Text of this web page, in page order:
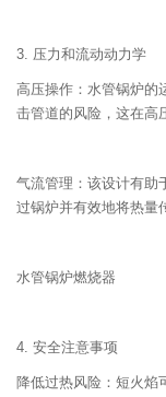
3. 压力和流动动力学
高压操作：水管锅炉的
击管道的风险，这在高
气流管理：该设计有助
过锅炉并有效地将热量
水管锅炉燃烧器
4. 安全注意事项
降低过热风险：短火焰